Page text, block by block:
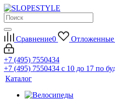
Сравнение0 Отложенные
+7 (495) 7550434
+7 (495) 7550434 с 10 до 17 по
Каталог